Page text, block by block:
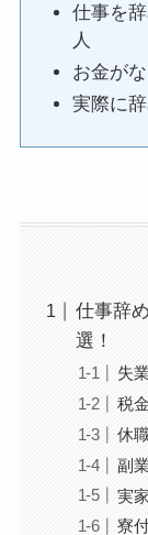
仕事を
人
お金が
実際に
仕事辞
選！
失
税
休
副
実
寮